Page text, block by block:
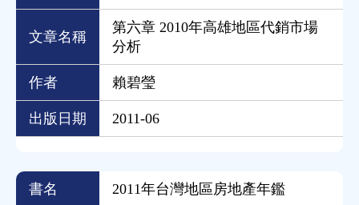
文章名稱
第六章 2010年高雄地區代銷市場
分析
作者 賴碧瑩
出版日期 2011-06
書名 2011年台灣地區房地產年鑑